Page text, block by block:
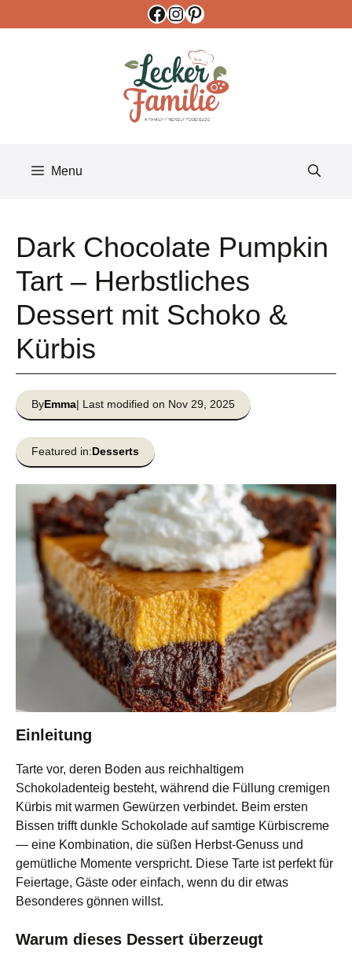
Facebook
Instagram
Pinterest
Menu
Dark Chocolate Pumpkin
Tart – Herbstliches
Dessert mit Schoko &
Kürbis
ByEmma| Last modified on Nov 29, 2025
Featured in:Desserts
Einleitung
Tarte vor, deren Boden aus reichhaltigem
Schokoladenteig besteht, während die Füllung cremigen
Kürbis mit warmen Gewürzen verbindet. Beim ersten
Bissen trifft dunkle Schokolade auf samtige Kürbiscreme
— eine Kombination, die süßen Herbst‑Genuss und
gemütliche Momente verspricht. Diese Tarte ist perfekt für
Feiertage, Gäste oder einfach, wenn du dir etwas
Besonderes gönnen willst.
Warum dieses Dessert überzeugt